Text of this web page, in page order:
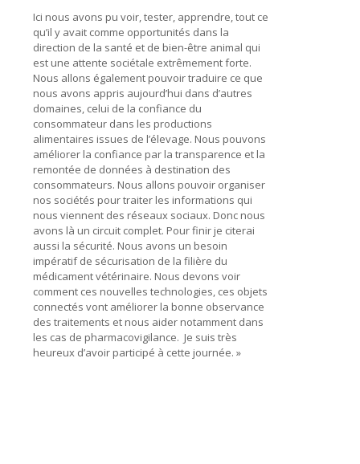
Ici nous avons pu voir, tester, apprendre, tout ce
qu’il y avait comme opportunités dans la
direction de la santé et de bien-être animal qui
est une attente sociétale extrêmement forte.
Nous allons également pouvoir traduire ce que
nous avons appris aujourd’hui dans d’autres
domaines, celui de la confiance du
consommateur dans les productions
alimentaires issues de l’élevage. Nous pouvons
améliorer la confiance par la transparence et la
remontée de données à destination des
consommateurs. Nous allons pouvoir organiser
nos sociétés pour traiter les informations qui
nous viennent des réseaux sociaux. Donc nous
avons là un circuit complet. Pour finir je citerai
aussi la sécurité. Nous avons un besoin
impératif de sécurisation de la filière du
médicament vétérinaire. Nous devons voir
comment ces nouvelles technologies, ces objets
connectés vont améliorer la bonne observance
des traitements et nous aider notamment dans
les cas de pharmacovigilance. Je suis très
heureux d’avoir participé à cette journée. »